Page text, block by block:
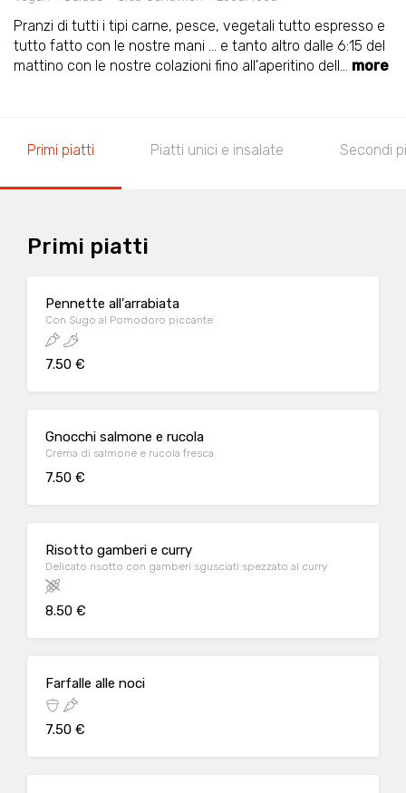
Pranzi di tutti i tipi carne, pesce, vegetali tutto espresso e
tutto fatto con le nostre mani ... e tanto altro dalle 6:15 del
mattino con le nostre colazioni fino all'aperitino dell... more
Primi piatti Piatti unici e insalate Secondi
Primi piatti
Pennette all'arrabiata
Con Sugo al Pomodoro piccante
7.50 €
Gnocchi salmone e rucola
Crema di salmone e rucola fresca
7.50 €
Risotto gamberi e curry
Delicato risotto con gamberi sgusciati spezzato al curry
8.50 €
Farfalle alle noci
7.50 €